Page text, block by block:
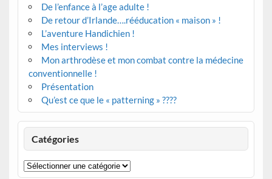
De l’enfance à l’age adulte !
De retour d’Irlande….rééducation « maison » !
L’aventure Handichien !
Mes interviews !
Mon arthrodèse et mon combat contre la médecine
conventionnelle !
Présentation
Qu’est ce que le « patterning » ????
Catégories
Catégories